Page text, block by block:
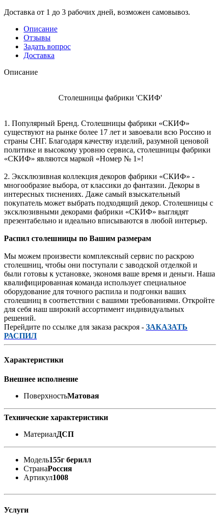
Доставка от 1 до 3 рабочих дней, возможен самовывоз.
Описание
Отзывы
Задать вопрос
Доставка
Описание
Столешницы фабрики 'СКИФ'
1. Популярный Бренд. Столешницы фабрики «СКИФ»
существуют на рынке более 17 лет и завоевали всю Россию и
страны СНГ. Благодаря качеству изделий, разумной ценовой
политике и высокому уровню сервиса, столешницы фабрики
«СКИФ» являются маркой «Номер № 1»!
2. Эксклюзивная коллекция декоров фабрики «СКИФ» -
многообразие выбора, от классики до фантазии. Декоры в
интересных тиснениях. Даже самый взыскательный
покупатель может выбрать подходящий декор. Столешницы с
эксклюзивными декорами фабрики «СКИФ» выглядят
презентабельно и идеально вписываются в любой интерьер.
Распил столешницы по Вашим размерам
Мы можем произвести комплексный сервис по раскрою
столешниц, чтобы они поступали с заводской отделкой и
были готовы к установке, экономя ваше время и деньги. Наша
квалифицированная команда использует специальное
оборудование для точного распила и подгонки ваших
столешниц в соответствии с вашими требованиями. Откройте
для себя наш широкий ассортимент индивидуальных
решений.
Перейдите по ссылке для заказа раскроя - ЗАКАЗАТЬ
РАСПИЛ
Характеристики
Внешнее исполнение
ПоверхностьМатовая
Технические характеристики
МатериалДСП
Модель155г берилл
СтранаРоссия
Артикул1008
Услуги